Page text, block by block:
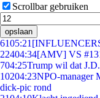
Scrollbar gebruiken
opslaan
6105:21
22404:34[AMV] VS
704:25Trump wil dat
10204:23NPO-manager
dick-pic rond